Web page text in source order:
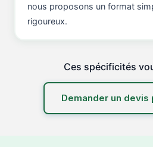
nous proposons un format
rigoureux.
Ces spécificités
Demander un devis